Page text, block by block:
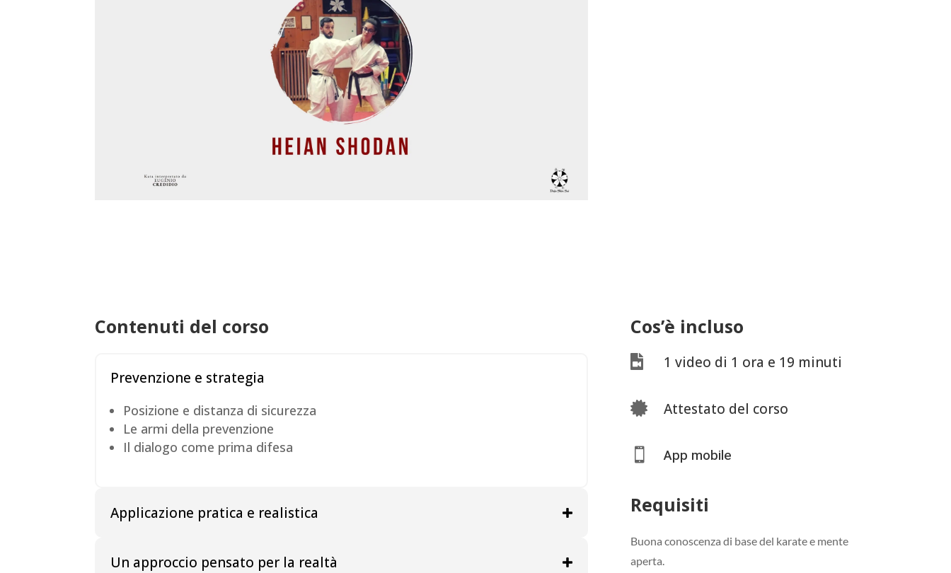
Contenuti del corso
Prevenzione e strategia
Posizione e distanza di sicurezza
Le armi della prevenzione
Il dialogo come prima difesa
Applicazione pratica e realistica
Un approccio pensato per la realtà
Cos’è incluso
 1 video di 1 ora e 19 minuti
 Attestato del corso
 App mobile
Requisiti
Buona conoscenza di base del karate e mente
aperta.